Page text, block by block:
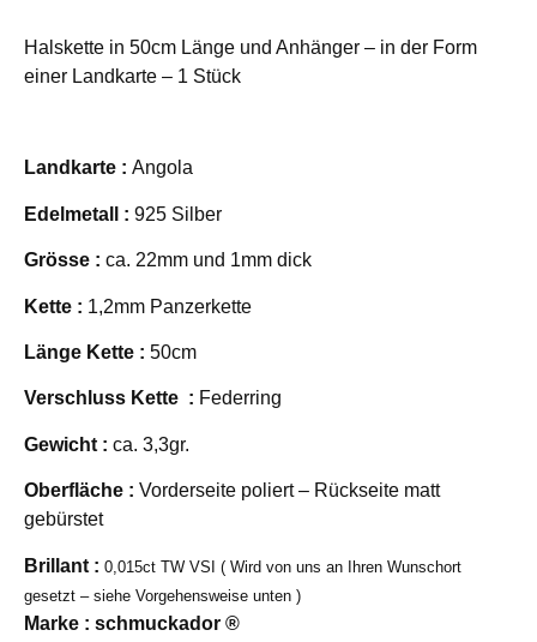
Halskette in 50cm Länge und Anhänger – in der Form
einer Landkarte – 1 Stück
Landkarte : Angola
Edelmetall : 925 Silber
Grösse : ca. 22mm und 1mm dick
Kette : 1,2mm Panzerkette
Länge Kette : 50cm
Verschluss Kette : Federring
Gewicht : ca. 3,3gr.
Oberfläche : Vorderseite poliert – Rückseite matt
gebürstet
Bril lant : 0,015ct TW VSI ( Wird von uns an Ihren Wunschort
gesetzt – siehe Vorgehensweise unten )
Marke : schmuckador ®